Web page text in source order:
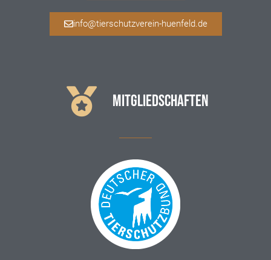
info@tierschutzverein-huenfeld.de
MITGLIEDSCHAFTEN